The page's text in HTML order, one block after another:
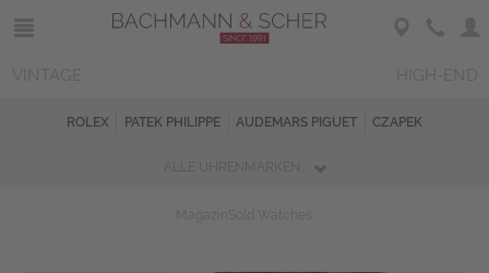
ROLEX PATEK PHILIPPE AUDEMARS PIGUET CZAPEK